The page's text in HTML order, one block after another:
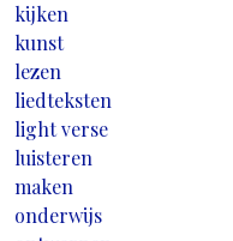
kijken
kunst
lezen
liedteksten
light verse
luisteren
maken
onderwijs